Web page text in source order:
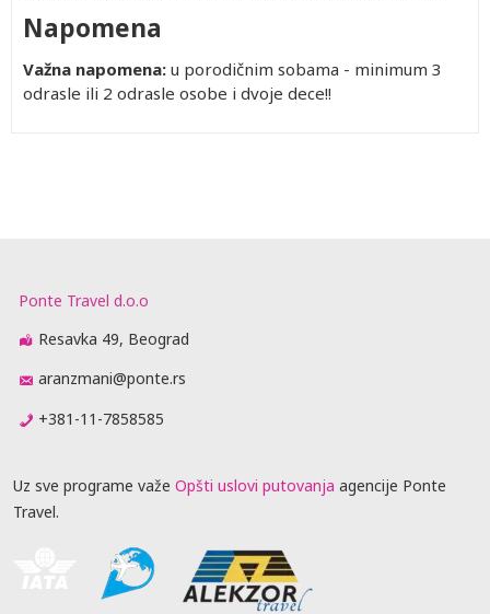
Napomena
Važna napomena: u porodičnim sobama - minimum 3
odrasle ili 2 odrasle osobe i dvoje dece!!
Ponte Travel d.o.o
Resavka 49, Beograd
aranzmani@ponte.rs
+381-11-7858585
Uz sve programe važe Opšti uslovi putovanja agencije Ponte
Travel.